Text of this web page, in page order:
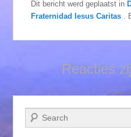
Dit bericht werd geplaatst in
Fraternidad Iesus Caritas
Reacties
Zoeken